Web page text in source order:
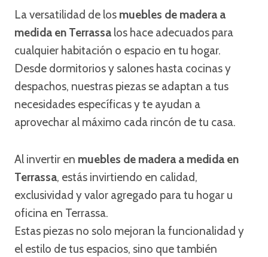
La versatilidad de los muebles de madera a
medida en Terrassa los hace adecuados para
cualquier habitación o espacio en tu hogar.
Desde dormitorios y salones hasta cocinas y
despachos, nuestras piezas se adaptan a tus
necesidades específicas y te ayudan a
aprovechar al máximo cada rincón de tu casa.
Al invertir en muebles de madera a medida en
Terrassa, estás invirtiendo en calidad,
exclusividad y valor agregado para tu hogar u
oficina en Terrassa.
Estas piezas no solo mejoran la funcionalidad y
el estilo de tus espacios, sino que también